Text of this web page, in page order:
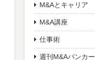
M&Aとキャリア
M&A講座
仕事術
週刊M&Aバンカー